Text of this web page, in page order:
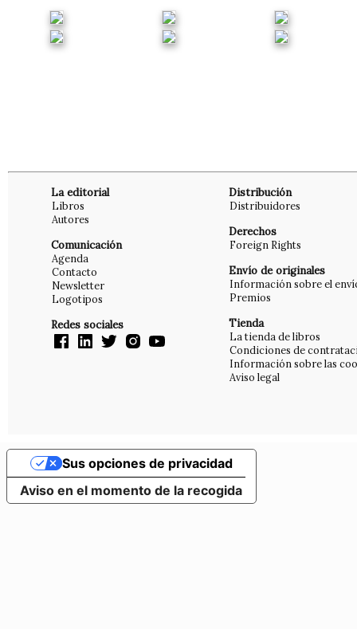
La editorial
Libros
Autores
Comunicación
Agenda
Contacto
Newsletter
Logotipos
Redes sociales
Distribución
Distribuidores
Derechos
Foreign Rights
Envío de originales
Información sobre el
Premios
Tienda
La tienda de libros
Condiciones de
Información sobre las
Aviso legal
Aviso en el momento de la recogida
Sus opciones de privacidad